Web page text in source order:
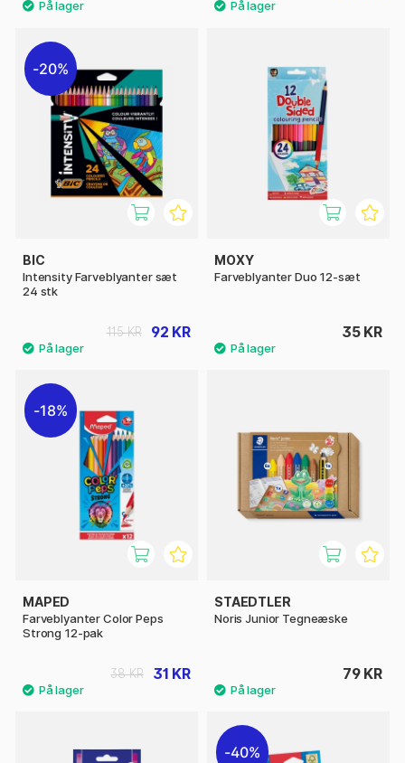
20%
BIC
Intensity Farveblyanter sæt
24 stk
92 KR
115 KR
MOXY
Farveblyanter Duo 12-sæt
35 KR
18%
MAPED
Farveblyanter Color Peps
Strong 12-pak
31 KR
38 KR
STAEDTLER
Noris Junior Tegneæske
79 KR
40%